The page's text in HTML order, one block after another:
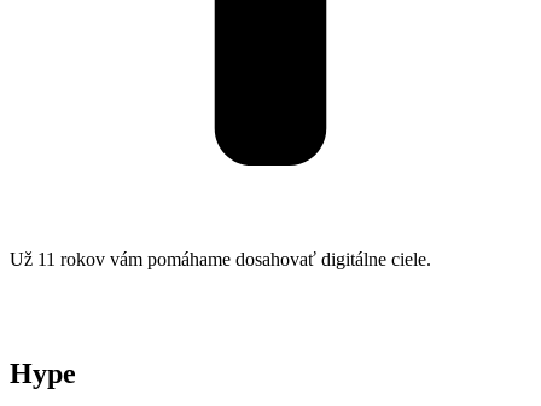
Už 11 rokov vám pomáhame dosahovať digitálne ciele.
Hype